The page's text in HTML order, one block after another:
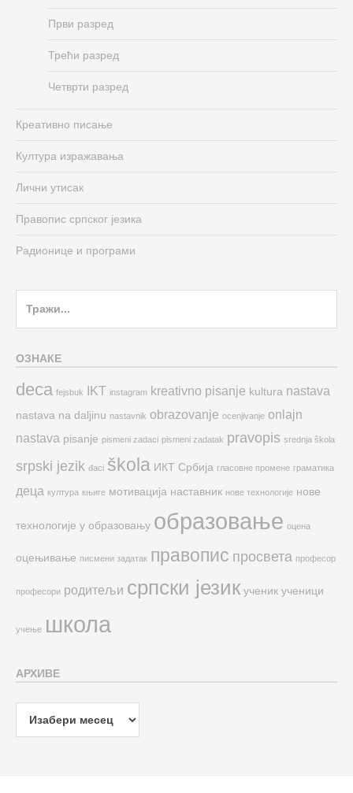
Први разред
Трећи разред
Четврти разред
Креативно писање
Култура изражавања
Лични утисак
Правопис српског језика
Радионице и програми
ОЗНАКЕ
deca fejsbuk IKT instagram kreativno pisanje kultura nastava
nastava na daljinu nastavnik obrazovanje ocenjivanje onlajn
nastava pisanje pismeni zadaci pismeni zadatak pravopis srednja škola
srpski jezik đaci škola ИКТ Србија гласовне промене граматика
деца култура књиге мотивација наставник нове технологије нове
технологије у образовању образовање оцена
оцењивање писмени задатак правопис просвета професор
професори родитељи српски језик ученик ученици
учење школа
АРХИВЕ
Архиве